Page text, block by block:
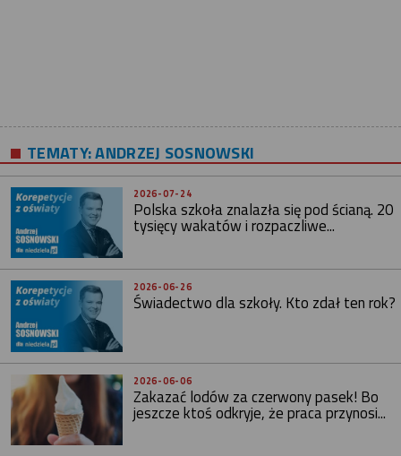
TEMATY:ANDRZEJ SOSNOWSKI
2026-07-24
Polska szkoła znalazła się pod ścianą. 20
tysięcy wakatów i rozpaczliwe...
2026-06-26
Świadectwo dla szkoły. Kto zdał ten rok?
2026-06-06
Zakazać lodów za czerwony pasek! Bo
jeszcze ktoś odkryje, że praca przynosi...